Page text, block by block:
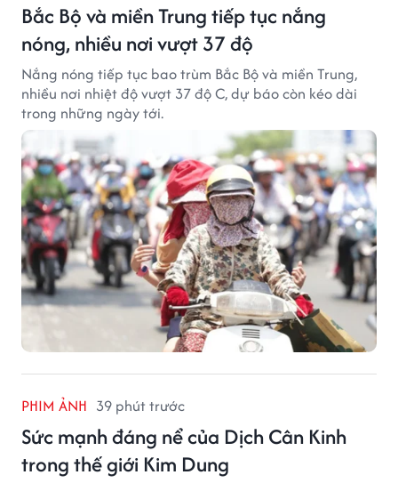
Bắc Bộ và miền Trung tiếp tục nắng
nóng, nhiều nơi vượt 37 độ
Nắng nóng tiếp tục bao trùm Bắc Bộ và miền Trung,
nhiều nơi nhiệt độ vượt 37 độ C, dự báo còn kéo dài
trong những ngày tới.
PHIM ẢNH 39 phút trước
Sức mạnh đáng nể của Dịch Cân Kinh
trong thế giới Kim Dung